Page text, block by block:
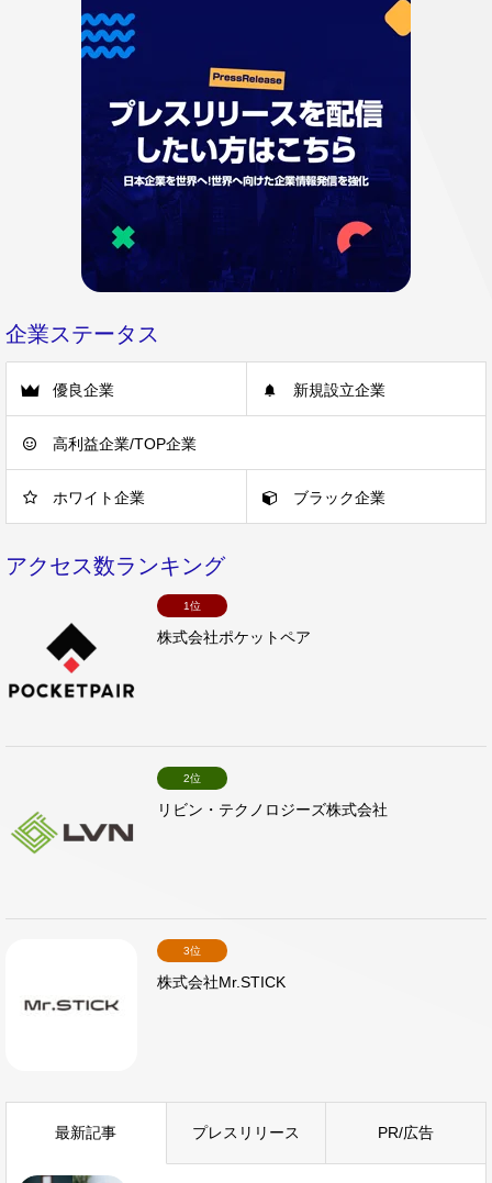
企業ステータス
優良企業 新規設立企業
高利益企業/TOP企業
ホワイト企業 ブラック企業
アクセス数ランキング
1位
株式会社ポケットペア
2位
リビン・テクノロジーズ株式会社
3位
株式会社Mr.STICK
最新記事 プレスリリース PR/広告